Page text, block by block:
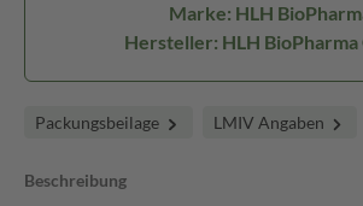
Marke: HLH
Hersteller: HLH BioPharma
Packungsbeilage LMIV Angaben
Beschreibung